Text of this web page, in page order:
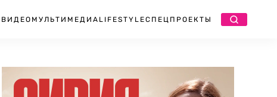
ВИДЕО МУЛЬТИМЕДИА LIFESTYLEСПЕЦПРОЕКТЫ